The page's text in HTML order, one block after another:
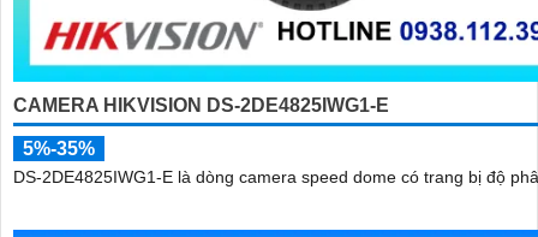
CAMERA HIKVISION DS-2DE4825IWG1-E
5%-35%
DS-2DE4825IWG1-E là dòng camera speed dome có trang bị độ